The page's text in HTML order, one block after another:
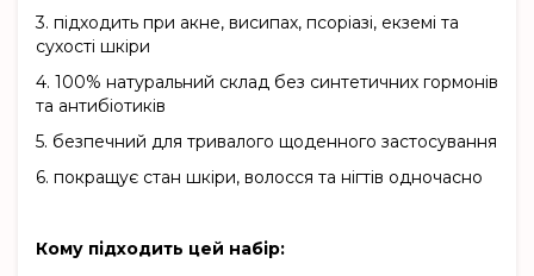
3. підходить при акне, висипах, псоріазі, екземі та
сухості шкіри
4. 100% натуральний склад без синтетичних гормонів
та антибіотиків
5. безпечний для тривалого щоденного застосування
6. покращує стан шкіри, волосся та нігтів одночасно
Кому підходить цей набір: